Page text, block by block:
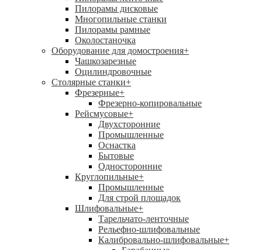
Пилорамы дисковые
Многопильные станки
Пилорамы рамные
Околостаночка
Оборудование для домостроения+
Чашкозарезные
Оцилиндровочные
Столярные станки+
Фрезерные+
Фрезерно-копировальные
Рейсмусовые+
Двухсторонние
Промышленные
Оснастка
Бытовые
Односторонние
Круглопильные+
Промышленные
Для строй площадок
Шлифовальные+
Тарельчато-ленточные
Рельефно-шлифовальные
Калибровально-шлифовальные+